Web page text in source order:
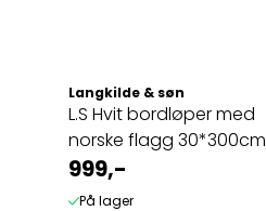
Langkilde & søn
L.S Hvit bordløper med
norske flagg 30*300cm
999,-
På lager